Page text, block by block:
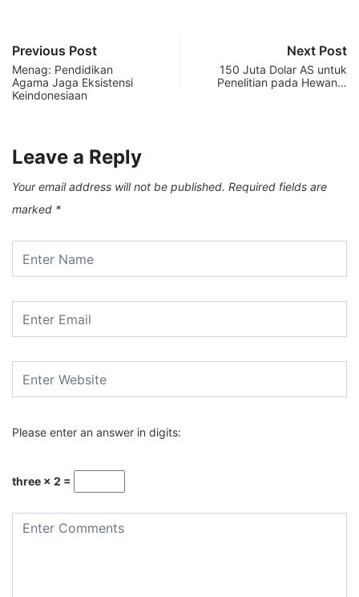
Previous Post
Menag: Pendidikan
Agama Jaga Eksistensi
Keindonesiaan
Next Post
150 Juta Dolar AS untuk
Penelitian pada Hewan…
Leave a Reply
Your email address will not be published. Required fields are
marked *
Please enter an answer in digits:
three × 2 =